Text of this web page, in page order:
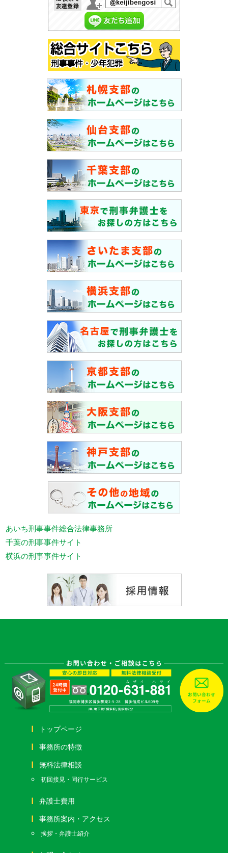
あいち刑事事件総合法律事務所
千葉の刑事事件サイト
横浜の刑事事件サイト
トップページ
事務所の特徴
無料法律相談
初回接見・同行サービス
弁護士費用
事務所案内・アクセス
挨拶・弁護士紹介